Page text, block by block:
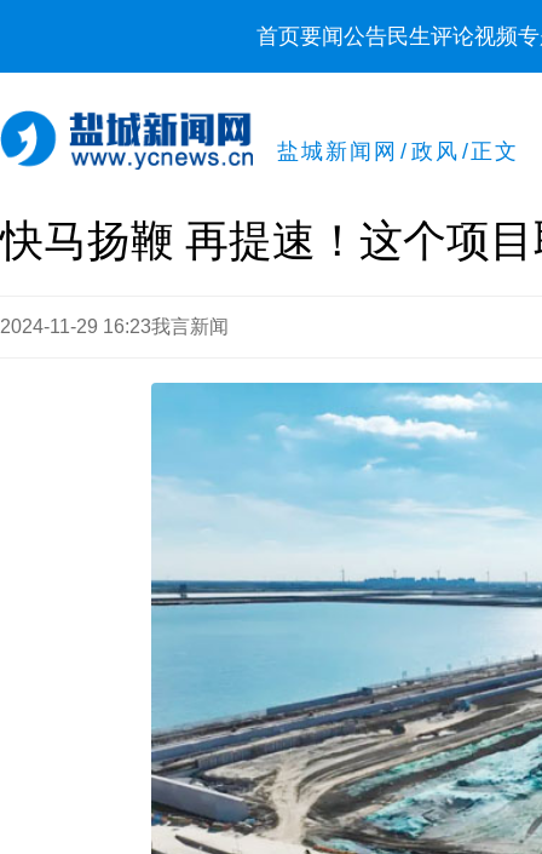
首页要闻公告民生评论视频
盐城新闻网 / 政风 /正文
快马扬鞭 再提速！这个项
2024-11-29 16:23我言新闻